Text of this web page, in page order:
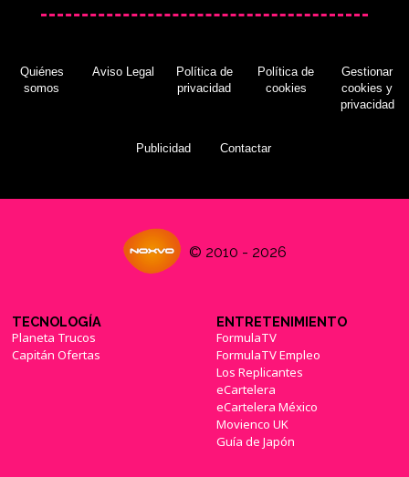
Quiénes
somos
Aviso Legal
Política de
privacidad
Política de
cookies
Gestionar
cookies y
privacidad
Publicidad Contactar
© 2010 - 2026
TECNOLOGÍA
Planeta Trucos
Capitán Ofertas
ENTRETENIMIENTO
FormulaTV
FormulaTV Empleo
Los Replicantes
eCartelera
eCartelera México
Movienco UK
Guía de Japón